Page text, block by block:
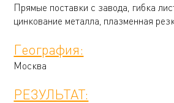
Прямые поставки с завода, гибка
цинкование металла, плазменная
География:
Москва
РЕЗУЛЬТАТ: